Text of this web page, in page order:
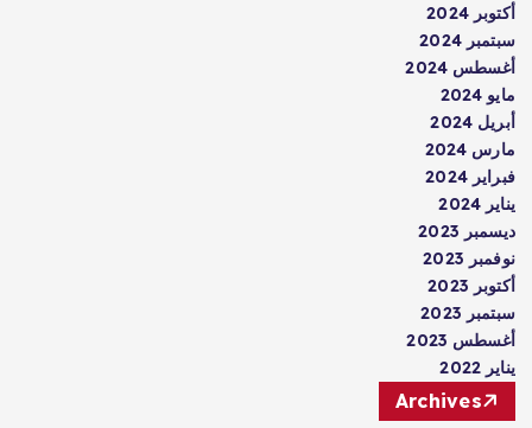
أكتوبر 2024
سبتمبر 2024
أغسطس 2024
مايو 2024
أبريل 2024
مارس 2024
فبراير 2024
يناير 2024
ديسمبر 2023
نوفمبر 2023
أكتوبر 2023
سبتمبر 2023
أغسطس 2023
يناير 2022
Archives